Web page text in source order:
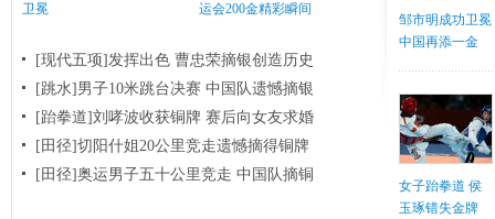
卫冕
运会200金精彩瞬间
[现代五项]发挥出色 曹忠荣摘银创造历史
[跳水]男子10米跳台决赛 中国队遗憾摘银
[跆拳道]刘哮波收获铜牌 赛后向女友求婚
[田径]切阳什姐20公里竞走遗憾摘得铜牌
[田径]奥运男子五十公里竞走 中国队摘铜
邹市明成功卫冕
中国再添一金
女子跆拳道 侯
玉琢错失金牌